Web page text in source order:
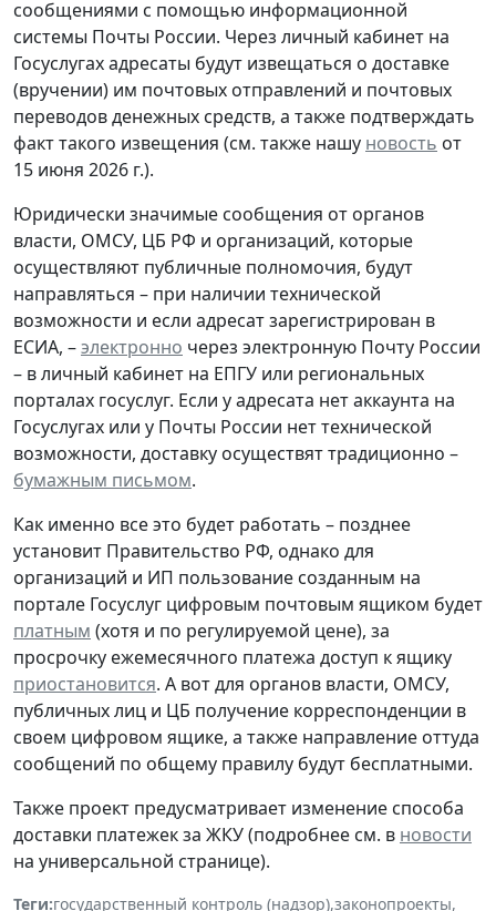
сообщениями с помощью информационной
системы Почты России. Через личный кабинет на
Госуслугах адресаты будут извещаться о доставке
(вручении) им почтовых отправлений и почтовых
переводов денежных средств, а также подтверждать
факт такого извещения (см. также нашу новость от
15 июня 2026 г.).
Юридически значимые сообщения от органов
власти, ОМСУ, ЦБ РФ и организаций, которые
осуществляют публичные полномочия, будут
направляться – при наличии технической
возможности и если адресат зарегистрирован в
ЕСИА, –электронно через электронную Почту России
– в личный кабинет на ЕПГУ или региональных
порталах госуслуг. Если у адресата нет аккаунта на
Госуслугах или у Почты России нет технической
возможности, доставку осуществят традиционно –
бумажным письмом.
Как именно все это будет работать – позднее
установит Правительство РФ, однако для
организаций и ИП пользование созданным на
портале Госуслуг цифровым почтовым ящиком будет
платным (хотя и по регулируемой цене), за
просрочку ежемесячного платежа доступ к ящику
приостановится. А вот для органов власти, ОМСУ,
публичных лиц и ЦБ получение корреспонденции в
своем цифровом ящике, а также направление оттуда
сообщений по общему правилу будут бесплатными.
Также проект предусматривает изменение способа
доставки платежек за ЖКУ (подробнее см. в новости
на универсальной странице).
Теги:государственный контроль (надзор),законопроекты,